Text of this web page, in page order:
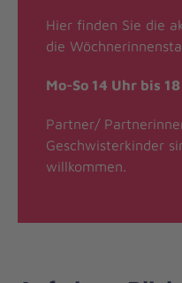
Hier finden Sie die
die
Mo-So 14 Uhr bis
Partner/
Geschwisterkinder
willkommen.